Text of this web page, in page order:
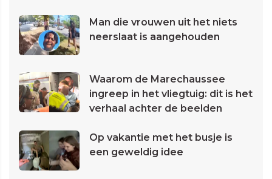
Man die vrouwen uit het niets
neerslaat is aangehouden
Waarom de Marechaussee
ingreep in het vliegtuig: dit is het
verhaal achter de beelden
Op vakantie met het busje is
een geweldig idee